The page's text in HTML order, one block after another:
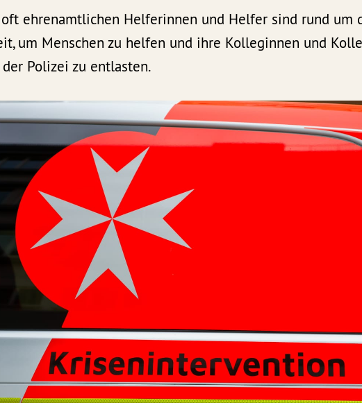
ehrenamtlichen Helferinnen und Helfer sind rund um
um Menschen zu helfen und ihre Kolleginnen und
Polizei zu entlasten.